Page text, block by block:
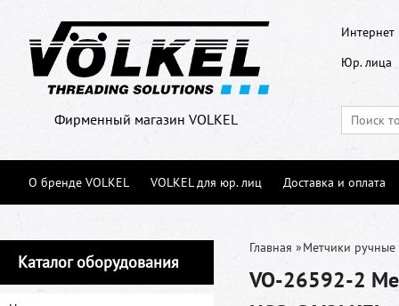
Фирменный магазин VOLKEL
Интернет
Юр. лица
О бренде VOLKEL VOLKEL для юр. лиц Доставка и оплата
Каталог оборудования
Главная »Метчики ручные
VO-26592-2